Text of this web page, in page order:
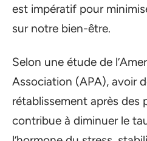
est impératif pour
sur notre bien-être.
Selon une étude de
Association (APA), avoir
rétablissement après des
contribue à diminuer le